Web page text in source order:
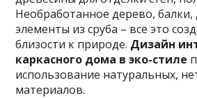
Необработанное дерево,
элементы из сруба – все это
близости к природе. Дизайн
каркасного дома в эко-стиле
использование натуральных,
материалов.